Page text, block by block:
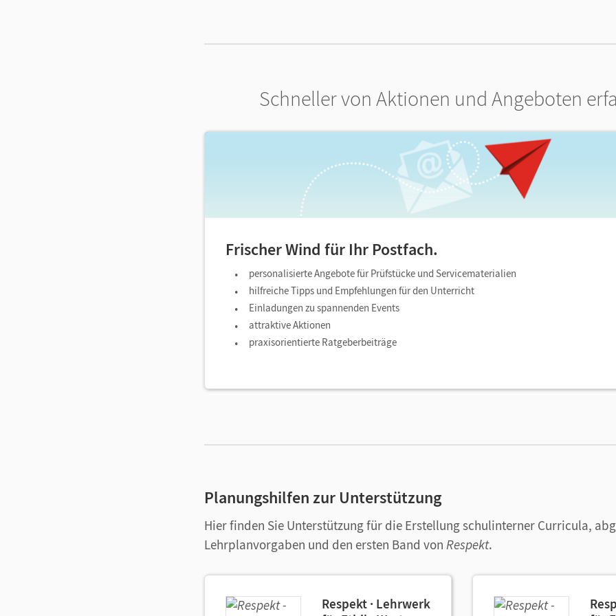
Schneller von Aktionen und Angeboten
Frischer Wind für Ihr Postfach.
personalisierte Angebote für Prüfstücke und Servicematerialien
hilfreiche Tipps und Empfehlungen für den Unterricht
Einladungen zu spannenden Events
attraktive Aktionen
praxisorientierte Ratgeberbeiträge
Planungshilfen zur Unterstützung
Hier finden Sie Unterstützung für die Erstellung schulinterner Curricula,
Lehrplanvorgaben und den ersten Band von Respekt.
Respekt · Lehrwerk